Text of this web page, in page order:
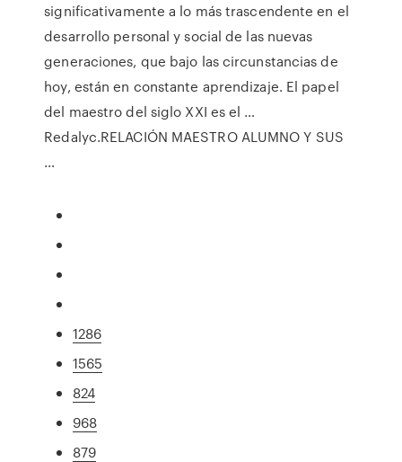
significativamente a lo más trascendente en el
desarrollo personal y social de las nuevas
generaciones, que bajo las circunstancias de
hoy, están en constante aprendizaje. El papel
del maestro del siglo XXI es el …
Redalyc.RELACIÓN MAESTRO ALUMNO Y SUS
…
1286
1565
824
968
879